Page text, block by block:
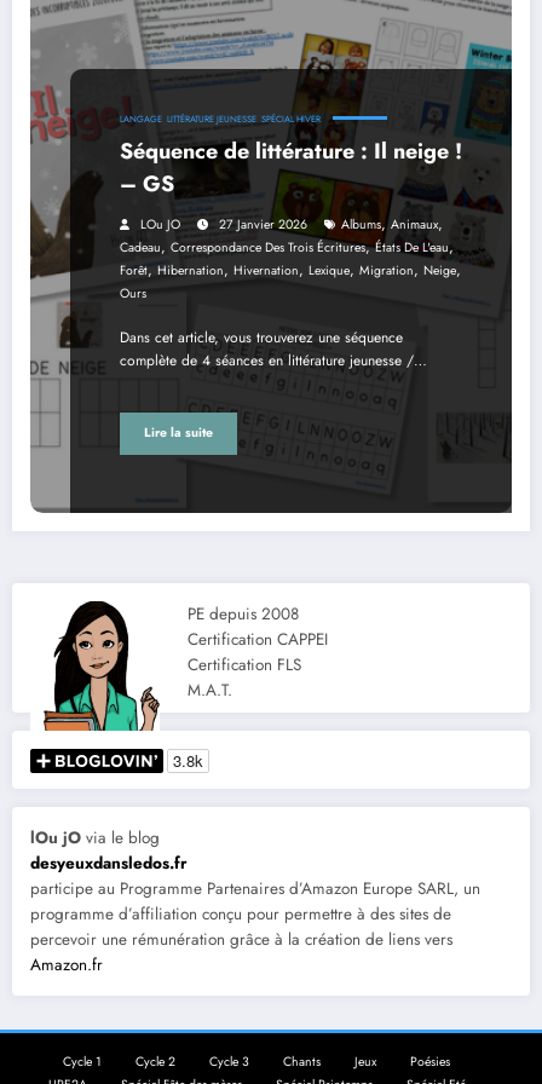
LANGAGE LITTÉRATURE JEUNESSE SPÉCIAL HIVER
Séquence de littérature : Il neige !
– GS
LOu JO 27 Janvier 2026 Albums,Animaux,
Cadeau, Correspondance Des Trois Écritures,États De L'eau,
Forêt, Hibernation, Hivernation, Lexique, Migration, Neige,
Ours
Dans cet article, vous trouverez une séquence
complète de 4 séances en littérature jeunesse /…
Lire la suite
PE depuis 2008
Certification CAPPEI
Certification FLS
M.A.T.
lOu jO via le blog
desyeuxdansledos.fr
participe au Programme Partenaires d’Amazon Europe SARL, un
programme d’affiliation conçu pour permettre à des sites de
percevoir une rémunération grâce à la création de liens vers
Amazon.fr
Cycle 1 Cycle 2 Cycle 3 Chants Jeux
Poésies